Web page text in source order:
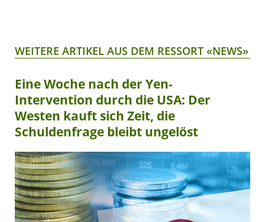
WEITERE ARTIKEL AUS DEM RESSORT «NEWS»
Eine Woche nach der Yen-
Intervention durch die USA: Der
Westen kauft sich Zeit, die
Schuldenfrage bleibt ungelöst